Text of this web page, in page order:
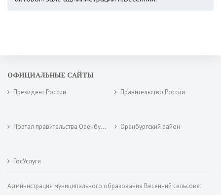
ОФИЦИАЛЬНЫЕ САЙТЫ
Президент России Правительство России
Портал правительства Оренбургской области Оренбургский район
ГосУслуги
Администрация муниципального образования Весенний сельсовет